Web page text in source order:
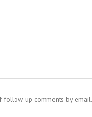
follow-up comments by email.